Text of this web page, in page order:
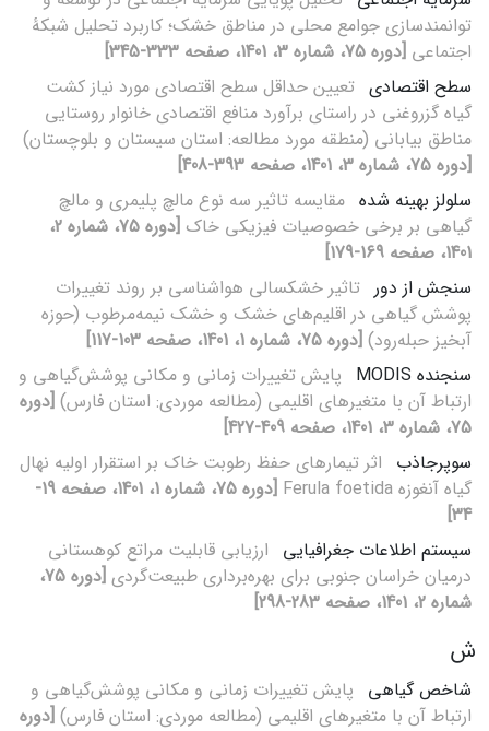
توانمندسازی جوامع محلی در مناطق خشک؛ کاربرد تحلیل شبکۀ
اجتماعی [دوره 75، شماره 3، 1401، صفحه 333-345]
سطح اقتصادی تعیین حداقل سطح اقتصادی مورد نیاز کشت
گیاه گزروغنی در راستای برآورد منافع اقتصادی خانوار روستایی
مناطق بیابانی (منطقه مورد مطالعه: استان سیستان و بلوچستان)
[دوره 75، شماره 3، 1401، صفحه 393-408]
سلولز بهینه شده مقایسه تاثیر سه نوع مالچ پلیمری و مالچ
گیاهی بر برخی خصوصیات فیزیکی خاک
[دوره 75، شماره 2،
1401، صفحه 169-179]
سنجش از دور تاثیر خشکسالی هواشناسی بر روند تغییرات
پوشش گیاهی در اقلیم‌های خشک و خشک نیمه‌مرطوب (حوزه
آبخیز حبله‌رود) [دوره 75، شماره 1، 1401، صفحه 103-117]
سنجنده MODIS
پایش تغییرات زمانی و مکانی پوشش‌گیاهی و
ارتباط آن با متغیرهای اقلیمی (مطالعه موردی: استان فارس) [دوره
75، شماره 3، 1401، صفحه 409-427]
سوپرجاذب اثر تیمارهای حفظ رطوبت خاک بر استقرار اولیه نهال
گیاه آنغوزه Ferula foetida
[دوره 75، شماره 1، 1401، صفحه 19-
34]
سیستم اطلاعات جغرافیایی ارزیابی قابلیت مراتع کوهستانی
درمیان خراسان جنوبی برای بهره‌‌برداری طبیعت‌‌گردی
[دوره 75،
شماره 2، 1401، صفحه 283-298]
ش
شاخص گیاهی پایش تغییرات زمانی و مکانی پوشش‌گیاهی و
ارتباط آن با متغیرهای اقلیمی (مطالعه موردی: استان فارس) [دوره